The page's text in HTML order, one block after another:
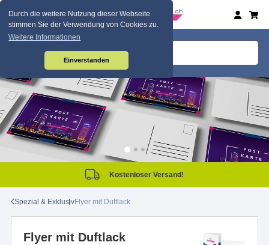
Durch die weitere Nutzung dieser Webseite
stimmen Sie der Verwendung von Cookies zu.
Weitere Informationen
Einverstanden
Kostenloser Versand!
Spezial & ExklusivFlyer mit Duftlack
Flyer mit Duftlack